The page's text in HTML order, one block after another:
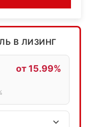
В ЛИЗИНГ
от 15.99%